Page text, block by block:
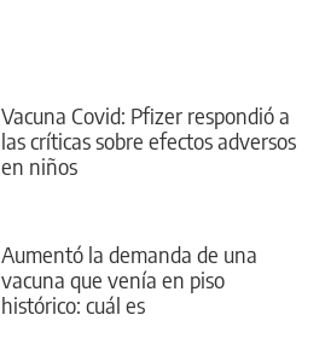
Vacuna Covid: Pfizer respondió a
las críticas sobre efectos adversos
en niños
Aumentó la demanda de una
vacuna que venía en piso
histórico: cuál es